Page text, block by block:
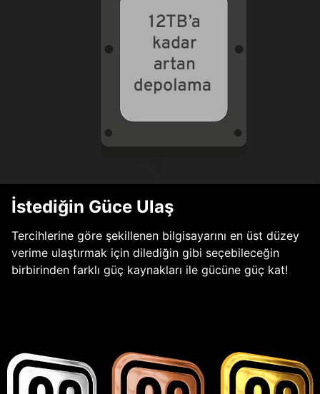
İstediğin Güce Ulaş
Tercihlerine göre şekillenen bilgisayarını en üst düzey
verime ulaştırmak için dilediğin gibi seçebileceğin
birbirinden farklı güç kaynakları ile gücüne güç kat!